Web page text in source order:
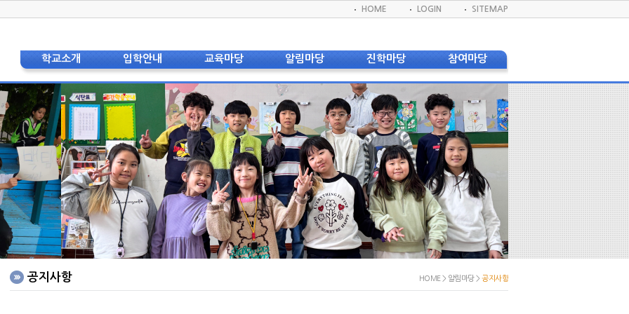
HOME LOGIN SITEMAP
학교소개
학교장 인사
상징 및 교가
교육비전
현황 및 연혁
교직원소개
법인이사회
학교운영위원회
학부모회
층별안내도
오시는 길
홍보리플렛
학교사진
입학안내
입학안내(공통)
입학안내(유치원)
입학안내(초등)
입학안내(중등)
자주하는 질문
교육마당
교육특색
교육자료
알림마당
가정통신문
스쿨뱅킹 및 환불안내
학교앨범
보건실
급식실
도서실
학부모회
각종서식
영어웹진
중국어웹진
진학마당
졸업생 대학합격 현황
졸업생 대학진학 현황
DKIS 프로그램
진학진로자료실
참여마당
교육지원봉사단
학생회
DBS(방송반)
공지사항 HOME > 알림마당 >공지사항